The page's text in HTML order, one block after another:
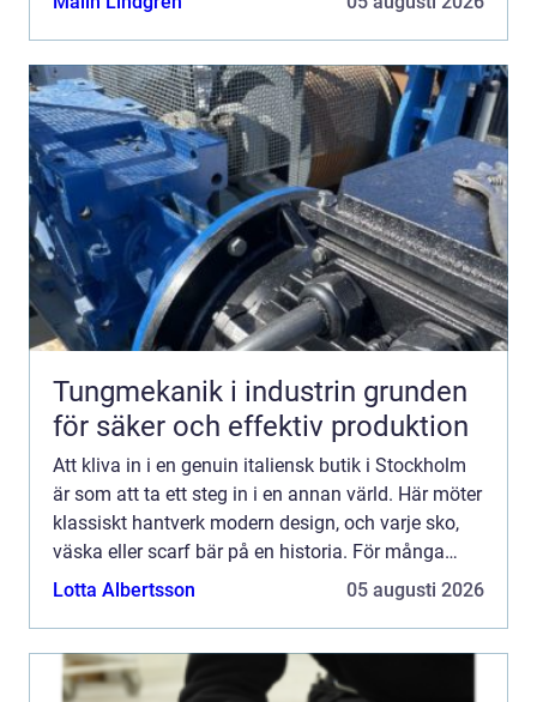
Tungmekanik i industrin grunden
för säker och effektiv produktion
Att kliva in i en genuin italiensk butik i Stockholm
är som att ta ett steg in i en annan värld. Här möter
klassiskt hantverk modern design, och varje sko,
väska eller scarf bär på en historia. För många
handlar shopping inte längre bara om att köpa ...
Lotta Albertsson 05 augusti 2026